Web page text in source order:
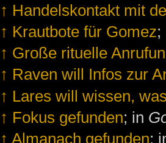
↑ Handelskontakt mit
↑ Krautbote für Gomez
↑ Große rituelle
↑ Raven will Infos zur
↑ Lares will wissen,
↑ Fokus gefunden; in
↑ Almanach gefunden;